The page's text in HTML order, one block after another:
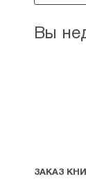
Вы
ЗАКАЗ